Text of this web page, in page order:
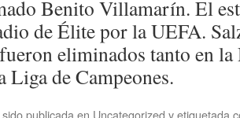
Benito Villamarín. El
de Élite por la UEFA.
eliminados tanto en
Liga de Campeones.
publicada en Uncategorized y etiquetada